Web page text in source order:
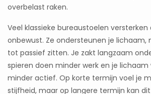
overbelast raken.
Veel klassieke bureaustoelen
onbewust. Ze ondersteunen je lichaam,
tot passief zitten. Je zakt langzaam
spieren doen minder werk en je
minder actief. Op korte termijn voel je
stijfheid, maar op langere termijn kan